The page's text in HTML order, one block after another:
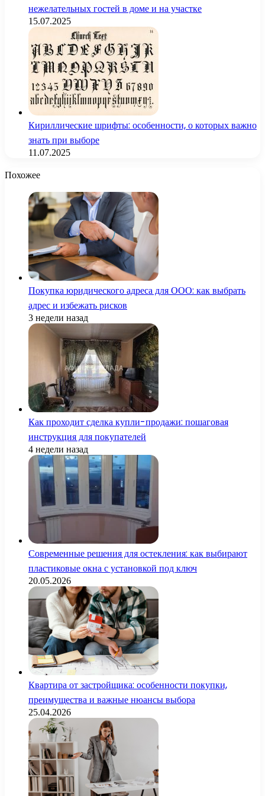
нежелательных гостей в доме и на участке
15.07.2025
Кириллические шрифты: особенности, о которых важно
знать при выборе
11.07.2025
Похожее
Покупка юридического адреса для ООО: как выбрать
адрес и избежать рисков
3 недели назад
Как проходит сделка купли-продажи: пошаговая
инструкция для покупателей
4 недели назад
Современные решения для остекления: как выбирают
пластиковые окна с установкой под ключ
20.05.2026
Квартира от застройщика: особенности покупки,
преимущества и важные нюансы выбора
25.04.2026